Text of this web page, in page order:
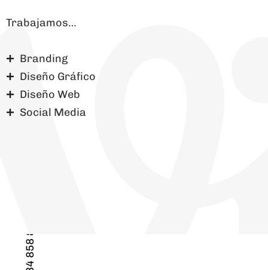
+34 858 88 74 84
Trabajamos…
Branding
Diseño Gráfico
Diseño Web
Social Media